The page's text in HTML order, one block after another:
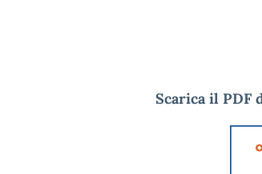
Scarica il PDF